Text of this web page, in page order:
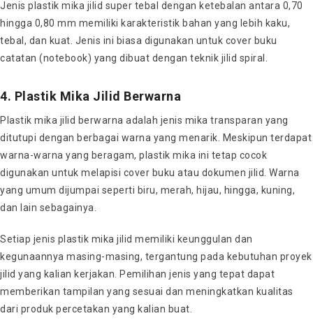
Jenis plastik mika jilid super tebal dengan ketebalan antara 0,70
hingga 0,80 mm memiliki karakteristik bahan yang lebih kaku,
tebal, dan kuat. Jenis ini biasa digunakan untuk cover buku
catatan (notebook) yang dibuat dengan teknik jilid spiral.
4. Plastik Mika Jilid Berwarna
Plastik mika jilid berwarna adalah jenis mika transparan yang
ditutupi dengan berbagai warna yang menarik. Meskipun terdapat
warna-warna yang beragam, plastik mika ini tetap cocok
digunakan untuk melapisi cover buku atau dokumen jilid. Warna
yang umum dijumpai seperti biru, merah, hijau, hingga, kuning,
dan lain sebagainya.
Setiap jenis plastik mika jilid memiliki keunggulan dan
kegunaannya masing-masing, tergantung pada kebutuhan proyek
jilid yang kalian kerjakan. Pemilihan jenis yang tepat dapat
memberikan tampilan yang sesuai dan meningkatkan kualitas
dari produk percetakan yang kalian buat.